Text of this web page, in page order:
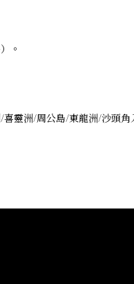
。
靈洲/周公島/東龍洲/沙頭角